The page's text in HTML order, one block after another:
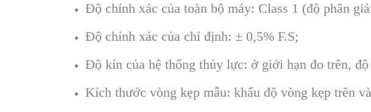
Độ chính xác của toàn bộ máy: Class 1 (độ phân
Độ chính xác của chỉ định: ± 0,5% F.S;
Độ kín của hệ thống thủy lực: ở giới hạn đo trên,
Kích thước vòng kẹp mẫu: khẩu độ vòng kẹp trên